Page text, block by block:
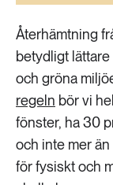
Vatten
Återhämtning
betydligt
och gröna
regeln bör vi
fönster, ha 30
och inte mer
för fysiskt och